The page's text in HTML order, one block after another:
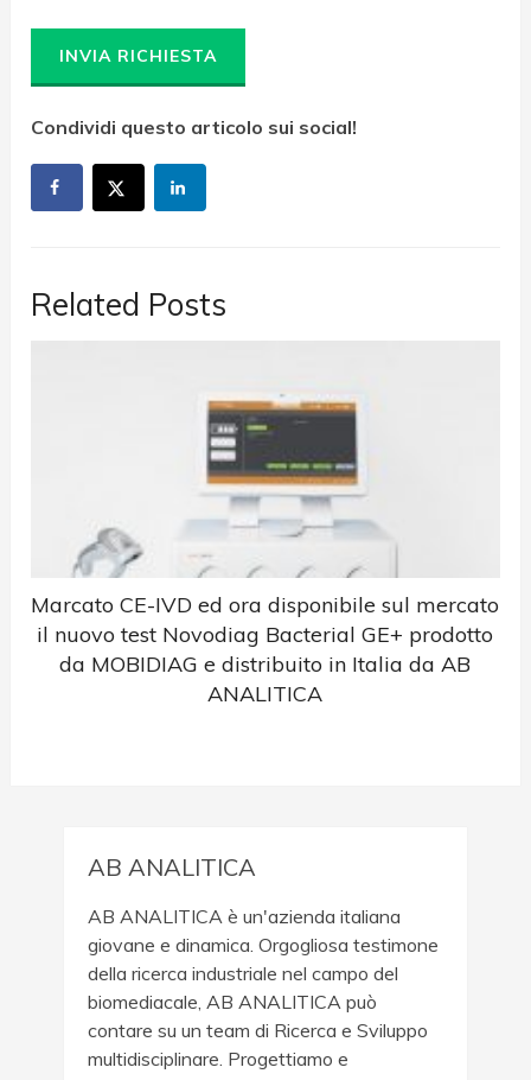
Condividi questo articolo sui social!
Related Posts
Marcato CE-IVD ed ora disponibile sul mercato
il nuovo test Novodiag Bacterial GE+ prodotto
da MOBIDIAG e distribuito in Italia da AB
ANALITICA
AB ANALITICA
AB ANALITICA è un'azienda italiana
giovane e dinamica. Orgogliosa testimone
della ricerca industriale nel campo del
biomediacale, AB ANALITICA può
contare su un team di Ricerca e Sviluppo
multidisciplinare. Progettiamo e